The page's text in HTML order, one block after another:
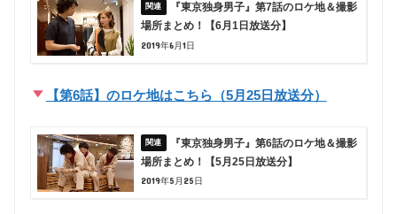
『東京独身男子』第7話のロケ地＆撮影
場所まとめ！【6月1日放送分】
2019年6月1日
【第6話】のロケ地はこちら（5月25日放送分）
『東京独身男子』第6話のロケ地＆撮影
場所まとめ！【5月25日放送分】
2019年5月25日